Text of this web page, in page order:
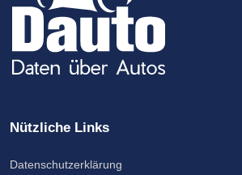
Nützliche Links
Datenschutzerklärung